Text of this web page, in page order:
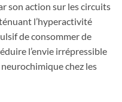
son action sur les circuits
l’hyperactivité
de consommer de
l’envie irrépressible
chez les